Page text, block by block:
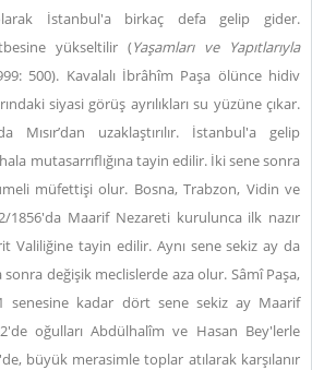
İstanbul'a birkaç defa gelip gider.
yükseltilir (Yaşamları ve Yapıtlarıyla
500). Kavalalı İbrâhîm Paşa ölünce hidiv
siyasi görüş ayrılıkları su yüzüne çıkar.
Mısır’dan uzaklaştırılır. İstanbul'a gelip
mutasarrıflığına tayin edilir. İki sene sonra
müfettişi olur. Bosna, Trabzon, Vidin ve
1856'da Maarif Nezareti kurulunca ilk nazır
Valiliğine tayin edilir. Aynı sene sekiz ay da
değişik meclislerde aza olur. Sâmî Paşa,
senesine kadar dört sene sekiz ay Maarif
oğulları Abdülhalîm ve Hasan Bey'lerle
büyük merasimle toplar atılarak karşılanır